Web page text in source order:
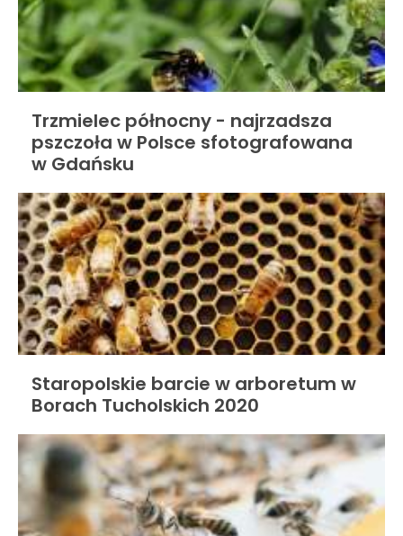
Trzmielec północny - najrzadsza
pszczoła w Polsce sfotografowana
w Gdańsku
Staropolskie barcie w arboretum w
Borach Tucholskich 2020